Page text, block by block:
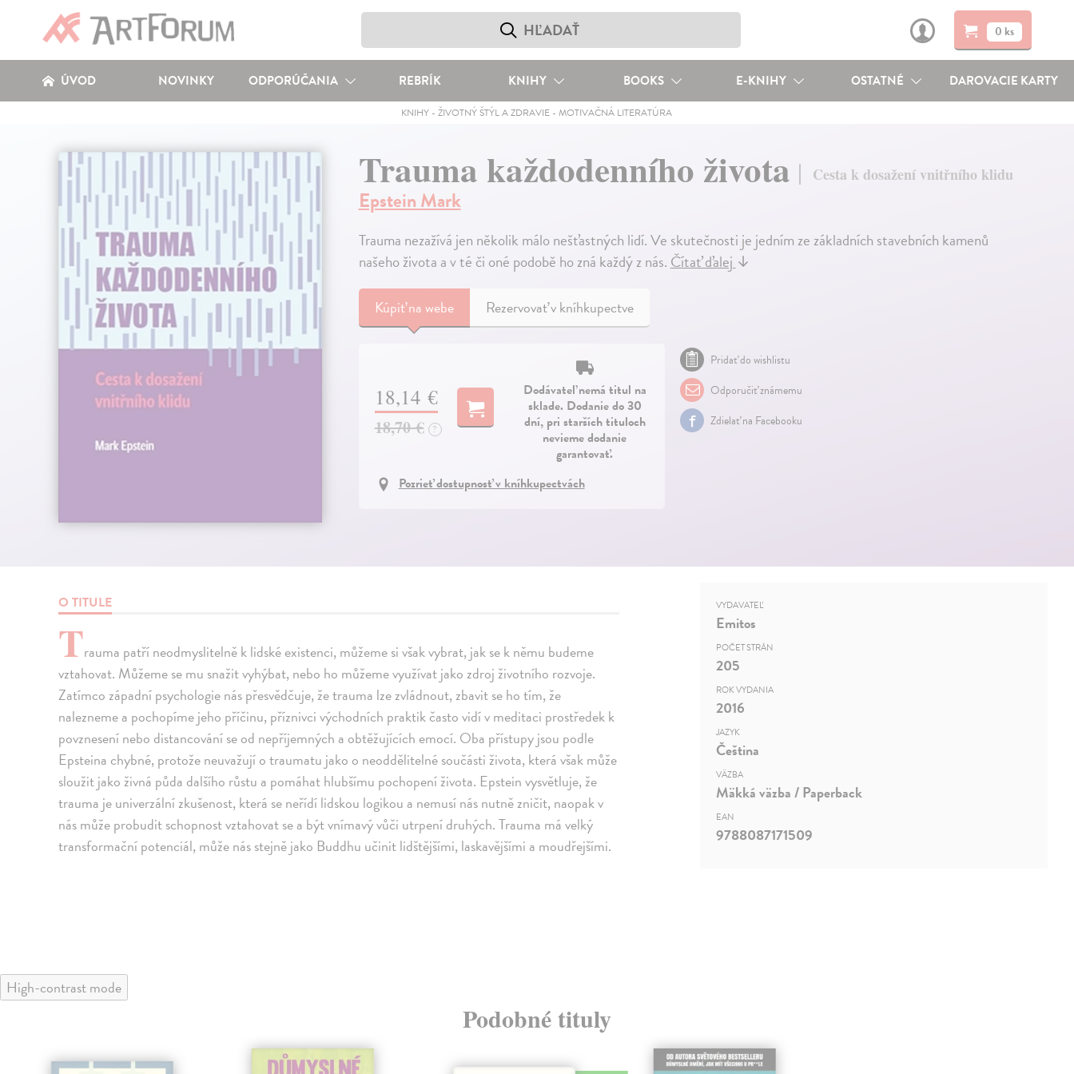
0 ks
ÚVOD NOVINKY ODPORÚČANIA REBRÍK KNIHY BOOKS E-KNIHY OSTATNÉ DAROVACIE KARTY
KNIHY -ŽIVOTNÝ ŠTÝL A ZDRAVIE -MOTIVAČNÁ LITERATÚRA
Trauma každodenního života Cesta k dosažení vnitřního klidu
Epstein Mark
Trauma nezažívá jen několik málo nešťastných lidí. Ve skutečnosti je jedním ze základních stavebních kamenů
našeho života a v té či oné podobě ho zná každý z nás.Čítať ďalej↓
Kúpiťna webe Rezervovať v kníhkupectve
18,14 €
18,70 € ?
Dodávateľ nemá titul na
sklade. Dodanie do 30
dní, pri starších tituloch
nevieme dodanie
garantovať.
Pozrieť dostupnosť v kníhkupectvách
Pridať do wishlistu
Odporučiť známemu
Zdielať na Facebooku
O TITULE
Trauma patří neodmyslitelně k lidské existenci, můžeme si však vybrat, jak se k němu budeme
vztahovat. Můžeme se mu snažit vyhýbat, nebo ho můžeme využívat jako zdroj životního rozvoje.
Zatímco západní psychologie nás přesvědčuje, že trauma lze zvládnout, zbavit se ho tím, že
nalezneme a pochopíme jeho příčinu, příznivci východních praktik často vidí v meditaci prostředek k
povznesení nebo distancování se od nepříjemných a obtěžujících emocí. Oba přístupy jsou podle
Epsteina chybné, protože neuvažují o traumatu jako o neoddělitelné součásti života, která však může
sloužit jako živná půda dalšího růstu a pomáhat hlubšímu pochopení života. Epstein vysvětluje, že
trauma je univerzální zkušenost, která se neřídí lidskou logikou a nemusí nás nutně zničit, naopak v
nás může probudit schopnost vztahovat se a být vnímavý vůči utrpení druhých. Trauma má velký
transformační potenciál, může nás stejně jako Buddhu učinit lidštějšími, laskavějšími a moudřejšími.
VYDAVATEĽ
Emitos
POČET STRÁN
205
ROK VYDANIA
2016
JAZYK
Čeština
VÄZBA
Mäkká väzba / Paperback
EAN
9788087171509
High-contrast mode
Podobné tituly